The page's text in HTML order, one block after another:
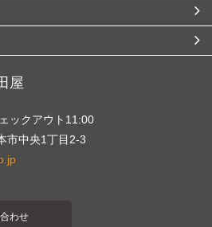
屋
ックアウト11:00
中央1丁目2-3
わせ